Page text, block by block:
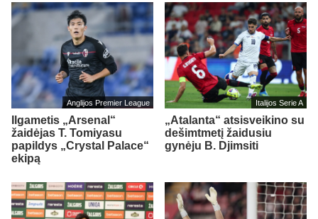
Anglijos Premier League
Ilgametis „Arsenal“
žaidėjas T. Tomiyasu
papildys „Crystal Palace“
ekipą
Italijos Serie A
„Atalanta“ atsisveikino su
dešimtmetį žaidusiu
gynėju B. Djimsiti